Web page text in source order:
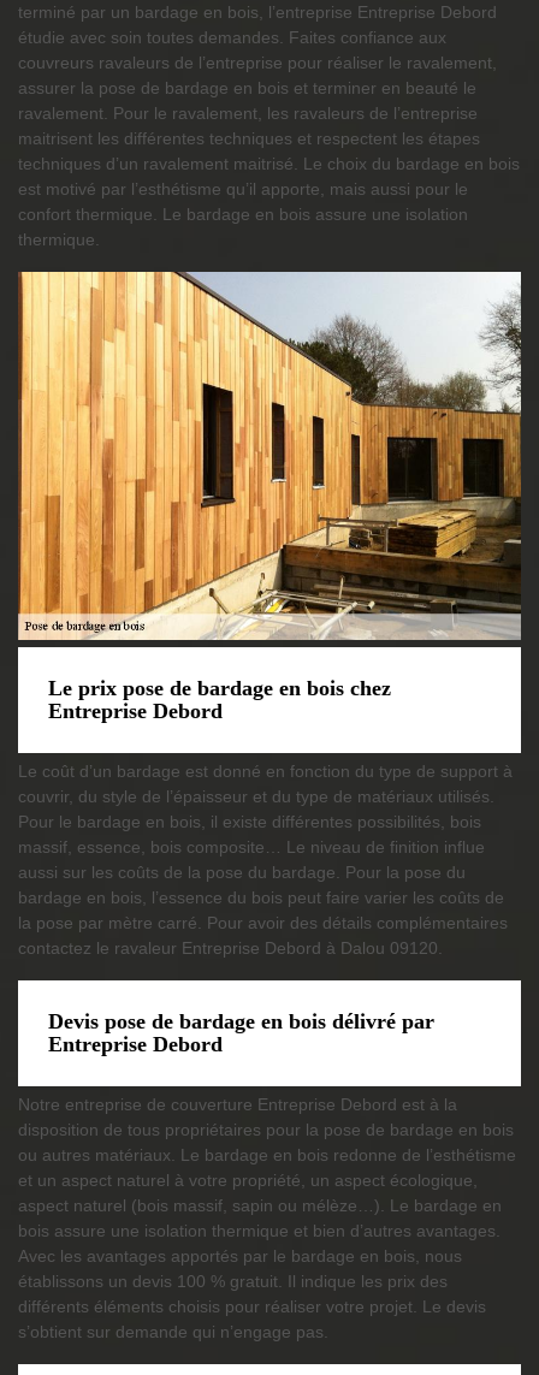
terminé par un bardage en bois, l’entreprise Entreprise Debord
étudie avec soin toutes demandes. Faites confiance aux
couvreurs ravaleurs de l’entreprise pour réaliser le ravalement,
assurer la pose de bardage en bois et terminer en beauté le
ravalement. Pour le ravalement, les ravaleurs de l’entreprise
maitrisent les différentes techniques et respectent les étapes
techniques d’un ravalement maitrisé. Le choix du bardage en bois
est motivé par l’esthétisme qu’il apporte, mais aussi pour le
confort thermique. Le bardage en bois assure une isolation
thermique.
Le prix pose de bardage en bois chez
Entreprise Debord
Le coût d’un bardage est donné en fonction du type de support à
couvrir, du style de l’épaisseur et du type de matériaux utilisés.
Pour le bardage en bois, il existe différentes possibilités, bois
massif, essence, bois composite… Le niveau de finition influe
aussi sur les coûts de la pose du bardage. Pour la pose du
bardage en bois, l’essence du bois peut faire varier les coûts de
la pose par mètre carré. Pour avoir des détails complémentaires
contactez le ravaleur Entreprise Debord à Dalou 09120.
Devis pose de bardage en bois délivré par
Entreprise Debord
Notre entreprise de couverture Entreprise Debord est à la
disposition de tous propriétaires pour la pose de bardage en bois
ou autres matériaux. Le bardage en bois redonne de l’esthétisme
et un aspect naturel à votre propriété, un aspect écologique,
aspect naturel (bois massif, sapin ou mélèze…). Le bardage en
bois assure une isolation thermique et bien d’autres avantages.
Avec les avantages apportés par le bardage en bois, nous
établissons un devis 100 % gratuit. Il indique les prix des
différents éléments choisis pour réaliser votre projet. Le devis
s’obtient sur demande qui n’engage pas.